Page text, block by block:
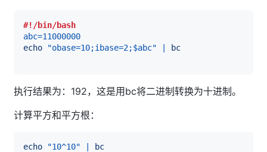
#!/bin/bash
abc=11000000
echo
"obase=10;ibase=2;$abc" bc
执行结果为：192，这是用bc将二进制转换为十进制。
计算平方和平方根：
echo "10^10"
bc